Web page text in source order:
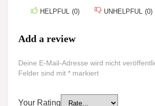
HELPFUL (0) UNHELPFUL (0)
Add a review
Deine E-Mail-Adresse wird nicht
Felder sind mit * markiert
Your Rating